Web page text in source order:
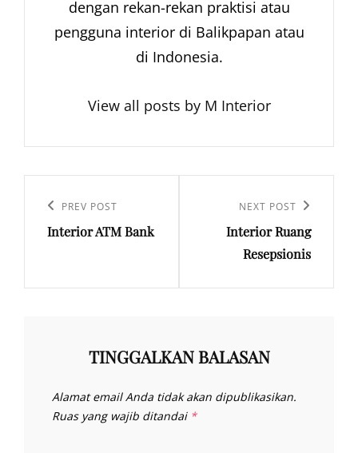
dengan rekan-rekan praktisi atau
pengguna interior di Balikpapan atau
di Indonesia.
View all posts by M Interior
posPrevious
Post
PREV POST
Interior ATM Bank
Post
NEXT POST
Interior Ruang
Resepsionis
TINGGALKAN BALASAN
Alamat email Anda tidak akan dipublikasikan.
Ruas yang wajib ditandai *